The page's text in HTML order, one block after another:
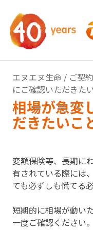
エヌエヌ生命 / ご契
にご確認いただきた
相場が急変
だきたいこ
変額保険等、長期に
有されている際には
ても必ずしも慌てる
短期的に相場が動い
一度ご確認ください。